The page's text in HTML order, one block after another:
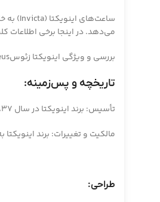
می‌دهد. در اینجا برخی اطلاعات
بررسی و ویژگی اینویکتا زئوسInvicta Zeus
تاریخچه و پس‌زمینه:
تأسیس: برند اینویکتا در سال ۱۸۳۷ توسط آوریل گروسی (Aurum Grosser) در سوئیس تأسیس شد. نام “اینویکتا” به معنی “غیرقابل شکست” در زبان لاتین است.
مالکیت و تغییرات: برند اینویکتا به مدت طولانی تحت مالکیت
طراحی: